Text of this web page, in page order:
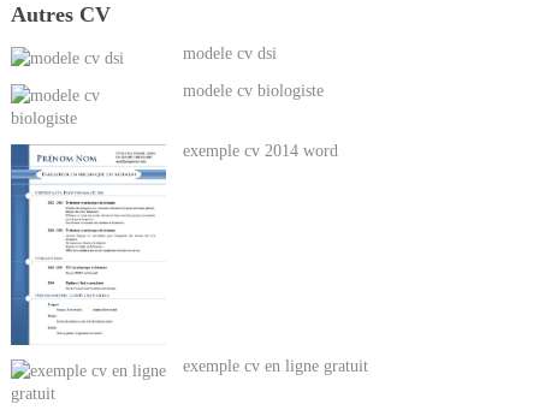
Autres CV
modele cv dsi
modele cv biologiste
exemple cv 2014 word
exemple cv en ligne gratuit